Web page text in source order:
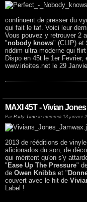
continuent de presser du
qui fait le taf. Voici leur
Vous pouvez y retrouver 2
"nobody knows" (CLIP) et
riddim ultra moderne qui
Dispo en 45t le 1er
www.irieites.net le 29
MAXI 45T - Vivian
Par Party Time le mercredi 13 janvier
2013 de rééditions de
aficionados du son, de
qui méritent qu'on s'y
" Ease Up The Pressure"
de Owen Knibbs et "
couvert avec le hit de
Label !